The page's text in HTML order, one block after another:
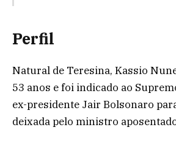
Perfil
Natural de Teresina, Kassio
53 anos e foi indicado ao
ex-presidente Jair Bolsonaro
deixada pelo ministro